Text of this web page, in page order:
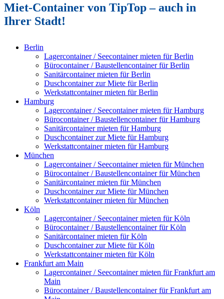
Miet-Container von TipTop – auch in
Ihrer Stadt!
Berlin
Lagercontainer / Seecontainer mieten für Berlin
Bürocontainer / Baustellencontainer für Berlin
Sanitärcontainer mieten für Berlin
Duschcontainer zur Miete für Berlin
Werkstattcontainer mieten für Berlin
Hamburg
Lagercontainer / Seecontainer mieten für Hamburg
Bürocontainer / Baustellencontainer für Hamburg
Sanitärcontainer mieten für Hamburg
Duschcontainer zur Miete für Hamburg
Werkstattcontainer mieten für Hamburg
München
Lagercontainer / Seecontainer mieten für München
Bürocontainer / Baustellencontainer für München
Sanitärcontainer mieten für München
Duschcontainer zur Miete für München
Werkstattcontainer mieten für München
Köln
Lagercontainer / Seecontainer mieten für Köln
Bürocontainer / Baustellencontainer für Köln
Sanitärcontainer mieten für Köln
Duschcontainer zur Miete für Köln
Werkstattcontainer mieten für Köln
Frankfurt am Main
Lagercontainer / Seecontainer mieten für Frankfurt am
Main
Bürocontainer / Baustellencontainer für Frankfurt am